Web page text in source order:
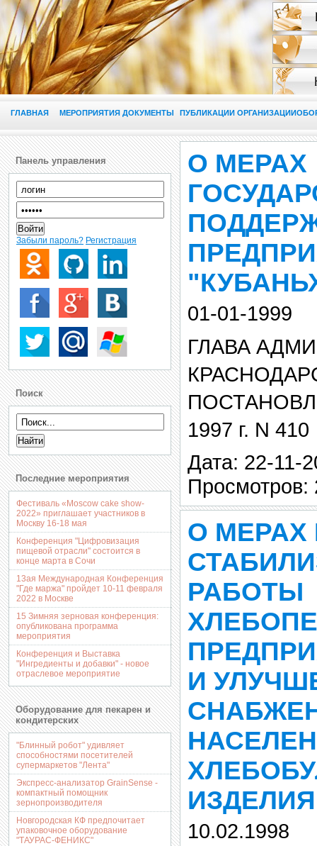
ГЛАВНАЯ МЕРОПРИЯТИЯ ДОКУМЕНТЫ ПУБЛИКАЦИИ ОРГАНИЗАЦИИ
Панель управления
Войти
Забыли пароль? Регистрация
Поиск
Последние мероприятия
Фестиваль «Moscow cake show-
2022» приглашает участников в
Москву 16-18 мая
Конференция "Цифровизация
пищевой отрасли" состоится в
конце марта в Сочи
13ая Международная Конференция
"Где маржа" пройдет 10-11 февраля
2022 в Москве
15 Зимняя зерновая конференция:
опубликована программа
мероприятия
Конференция и Выставка
"Ингредиенты и добавки" - новое
отраслевое мероприятие
Оборудование для пекарен и
кондитерских
"Блинный робот" удивляет
способностями посетителей
супермаркетов "Лента"
Экспресс-анализатор GrainSense -
компактный помощник
зернопроизводителя
Новгородская КФ предпочитает
упаковочное оборудование
"ТАУРАС-ФЕНИКС"
О МЕРАХ
01-01-1999
ГЛАВА
1997 г. N 410
Дата: 22-11-
Просмотров:
О МЕРАХ
РАБОТЫ
И
10.02.1998